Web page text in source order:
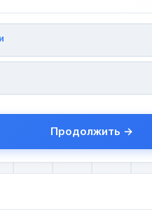
Продолжить →